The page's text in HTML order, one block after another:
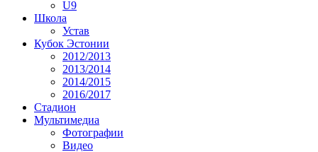
U9
Школа
Устав
Кубок Эстонии
2012/2013
2013/2014
2014/2015
2016/2017
Стадион
Мультимедиа
Фотографии
Видео